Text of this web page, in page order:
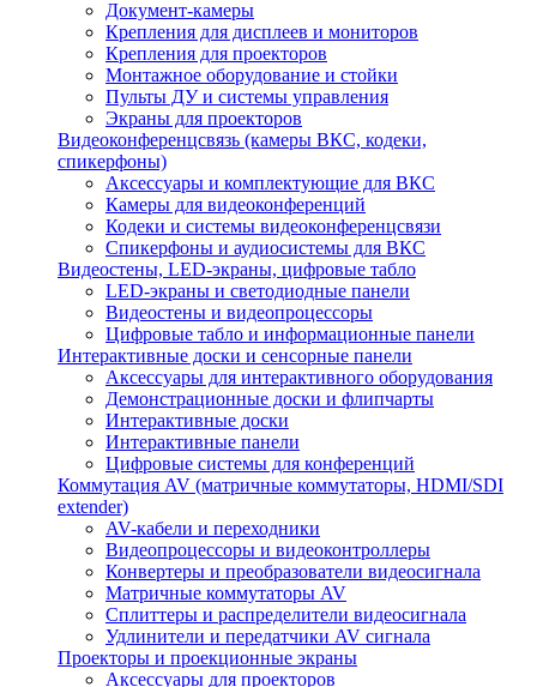
Документ-камеры
Крепления для дисплеев и мониторов
Крепления для проекторов
Монтажное оборудование и стойки
Пульты ДУ и системы управления
Экраны для проекторов
Видеоконференцсвязь (камеры ВКС, кодеки,
спикерфоны)
Аксессуары и комплектующие для ВКС
Камеры для видеоконференций
Кодеки и системы видеоконференцсвязи
Спикерфоны и аудиосистемы для ВКС
Видеостены, LED-экраны, цифровые табло
LED-экраны и светодиодные панели
Видеостены и видеопроцессоры
Цифровые табло и информационные панели
Интерактивные доски и сенсорные панели
Аксессуары для интерактивного оборудования
Демонстрационные доски и флипчарты
Интерактивные доски
Интерактивные панели
Цифровые системы для конференций
Коммутация AV (матричные коммутаторы, HDMI/SDI
extender)
AV-кабели и переходники
Видеопроцессоры и видеоконтроллеры
Конвертеры и преобразователи видеосигнала
Матричные коммутаторы AV
Сплиттеры и распределители видеосигнала
Удлинители и передатчики AV сигнала
Проекторы и проекционные экраны
Аксессуары для проекторов